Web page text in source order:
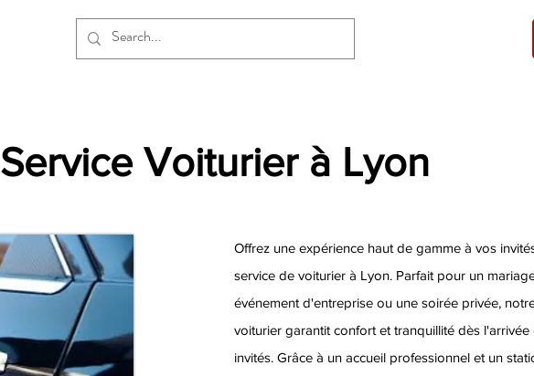
Service Voiturier à Lyon
Offrez une expérience haut de gamme à vos
service de voiturier à Lyon. Parfait pour un
événement d'entreprise ou une soirée privée,
voiturier garantit confort et tranquillité dès l'arrivée
invités. Grâce à un accueil professionnel et un